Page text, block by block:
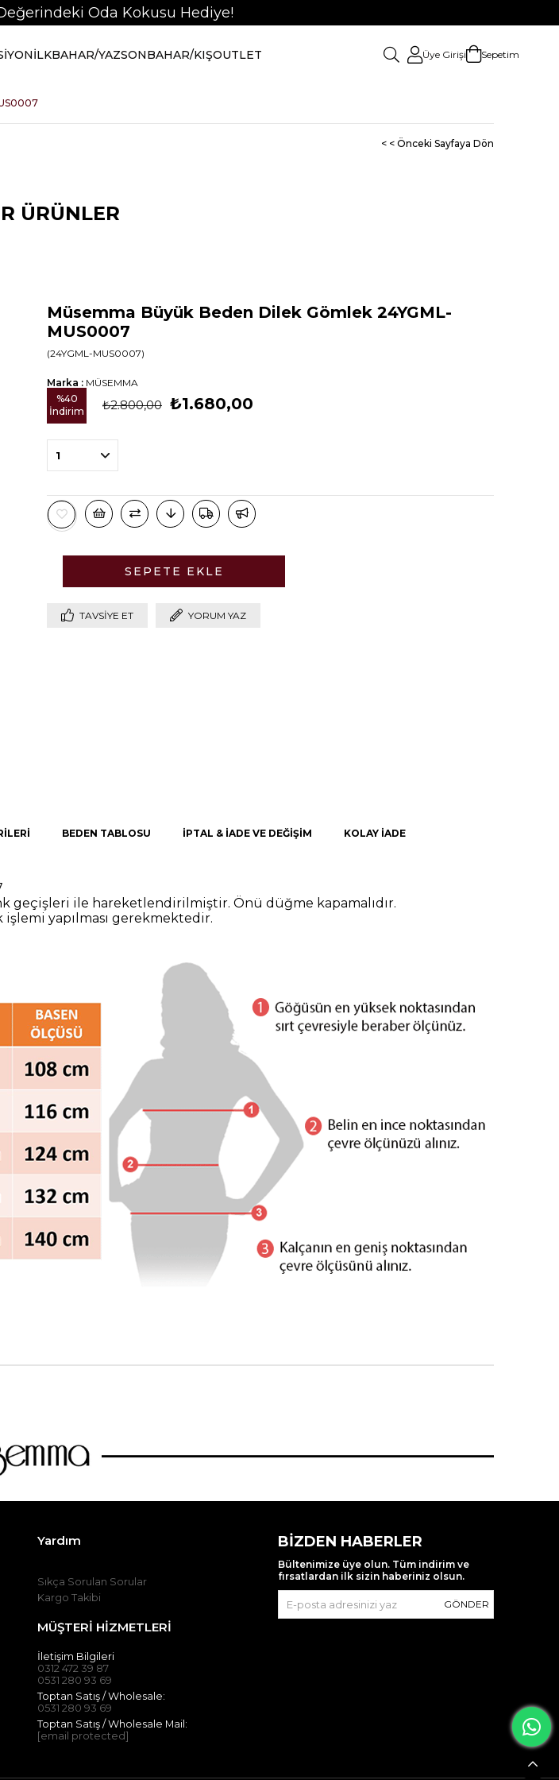
Oda Kokusu Hediye!
İLKBAHAR/YAZSONBAHAR/KIŞOUTLET Üye Girişi Sepetim
< < Önceki Sayfaya Dön
ÜRÜNLER
Müsemma Büyük Beden Dilek Gömlek 24YGML-
MUS0007
(24YGML-MUS0007)
Marka : MÜSEMMA
%40
İndirim
₺2.800,00 ₺1.680,00
TAVSIYE ET YORUM YAZ
BEDEN TABLOSU İPTAL & İADE VE DEĞİŞİM KOLAY İADE
geçişleri ile hareketlendirilmiştir. Önü düğme kapamalıdır.
yapılması gerekmektedir.
Yardım
Sıkça Sorulan Sorular
Kargo Takibi
MÜŞTERİ HİZMETLERİ
İletişim Bilgileri
0312 472 39 87
0531 280 93 69
Toptan Satış / Wholesale:
0531 280 93 69
Toptan Satış / Wholesale Mail:
[email protected]
BIZDEN HABERLER
Bültenimize üye olun. Tüm indirim ve
fırsatlardan ilk sizin haberiniz olsun.
GÖNDER